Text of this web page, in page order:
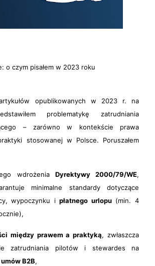
o czym pisałem w 2023 roku
opublikowanych w 2023 r. na
problematykę zatrudniania
– zarówno w kontekście prawa
stosowanej w Polsce. Poruszałem
wdrożenia Dyrektywy 2000/79/WE,
minimalne standardy dotyczące
wypoczynku ipłatnego urlopu(min. 4
między prawem a praktyką, zwłaszcza
zatrudniania pilotów i stewardes na
umów B2B,